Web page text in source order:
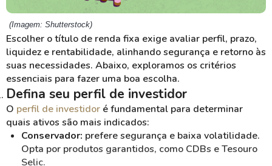
(Imagem: Shutterstock)
Escolher o título de renda fixa exige avaliar perfil, prazo,
liquidez e rentabilidade, alinhando segurança e retorno às
suas necessidades. Abaixo, exploramos os critérios
essenciais para fazer uma boa escolha.
Defina seu perfil de investidor
O perfil de investidor é fundamental para determinar
quais ativos são mais indicados:
Conservador: prefere segurança e baixa volatilidade.
Opta por produtos garantidos, como CDBs e Tesouro
Selic.